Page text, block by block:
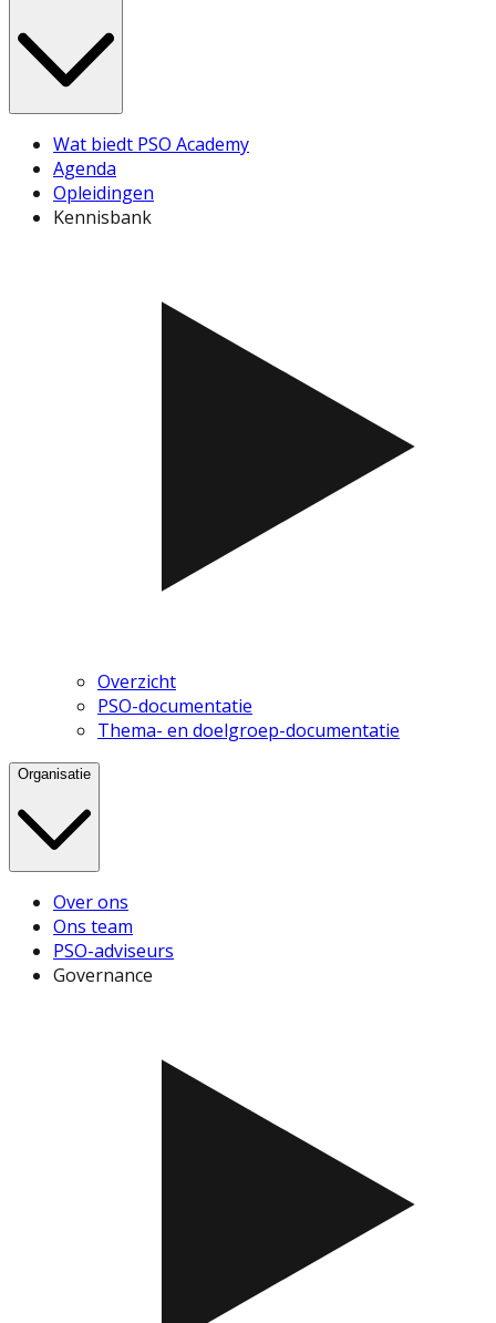
Wat biedt PSO Academy
Agenda
Opleidingen
Kennisbank
Overzicht
PSO-documentatie
Thema- en doelgroep-documentatie
Organisatie
Over ons
Ons team
PSO-adviseurs
Governance